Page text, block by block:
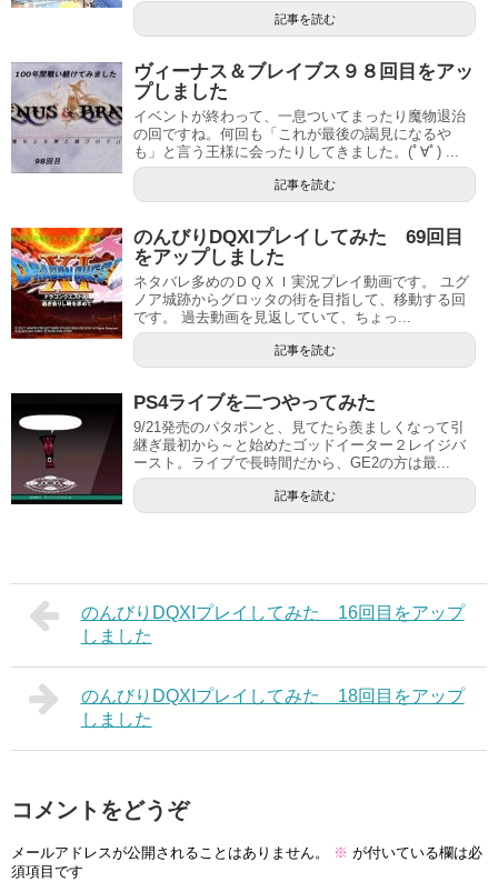
記事を読む
ヴィーナス＆ブレイブス９８回目をアッ
プしました
イベントが終わって、一息ついてまったり魔物退治
の回ですね。何回も「これが最後の謁見になるや
も」と言う王様に会ったりしてきました。(ﾟ∀ﾟ) ...
記事を読む
のんびりDQXIプレイしてみた 69回目
をアップしました
ネタバレ多めのＤＱＸＩ実況プレイ動画です。 ユグ
ノア城跡からグロッタの街を目指して、移動する回
です。 過去動画を見返していて、ちょっ...
記事を読む
PS4ライブを二つやってみた
9/21発売のパタポンと、見てたら羨ましくなって引
継ぎ最初から～と始めたゴッドイーター２レイジバ
ースト。ライブで長時間だから、GE2の方は最...
記事を読む
のんびりDQXIプレイしてみた 16回目をアップ
しました
のんびりDQXIプレイしてみた 18回目をアップ
しました
コメントをどうぞ
メールアドレスが公開されることはありません。 ※ が付いている欄は必
須項目です